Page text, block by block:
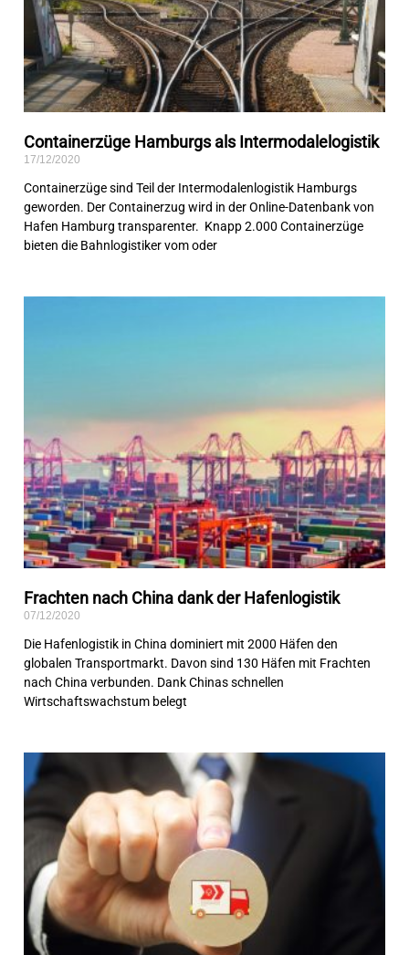
Containerzüge Hamburgs als Intermodalelogistik
17/12/2020
Containerzüge sind Teil der Intermodalenlogistik Hamburgs
geworden. Der Containerzug wird in der Online-Datenbank von
Hafen Hamburg transparenter. Knapp 2.000 Containerzüge
bieten die Bahnlogistiker vom oder
Frachten nach China dank der Hafenlogistik
07/12/2020
Die Hafenlogistik in China dominiert mit 2000 Häfen den
globalen Transportmarkt. Davon sind 130 Häfen mit Frachten
nach China verbunden. Dank Chinas schnellen
Wirtschaftswachstum belegt